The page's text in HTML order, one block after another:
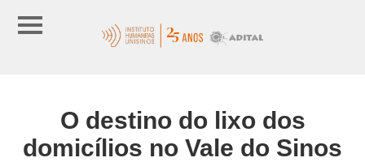
O destino do lixo dos
domicílios no Vale do Sinos